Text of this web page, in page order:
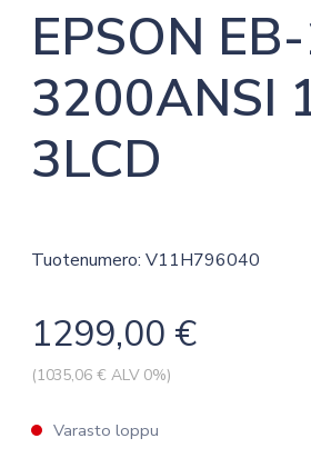
EPSON
3200ANSI
3LCD
Tuotenumero: V11H796040
1299,00 €
(1035,06€ ALV 0%)
Varasto loppu